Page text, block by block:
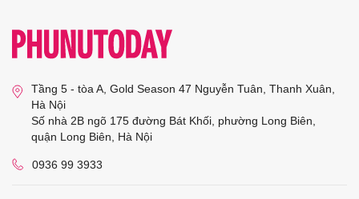
Tầng 5 - tòa A, Gold Season 47 Nguyễn Tuân, Thanh Xuân,
Hà Nội
Số nhà 2B ngõ 175 đường Bát Khối, phường Long Biên,
quận Long Biên, Hà Nội
0936 99 3933